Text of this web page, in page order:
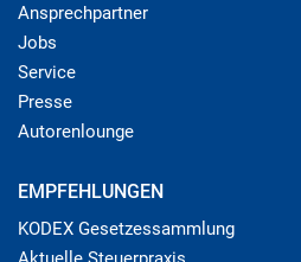
Ansprechpartner
Jobs
Service
Presse
Autorenlounge
EMPFEHLUNGEN
KODEX Gesetzessammlung